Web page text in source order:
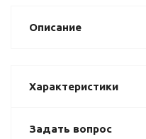
Описание
Характеристики
Задать вопрос